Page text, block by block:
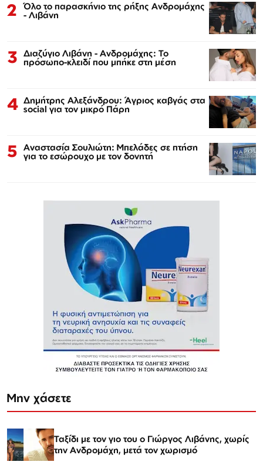
2 Όλο το παρασκήνιο της ρήξης Ανδρομάχης
- Λιβάνη
3 Διαζύγιο Λιβάνη - Ανδρομάχης: Το
πρόσωπο-κλειδί που μπήκε στη μέση
4 Δημήτρης Αλεξάνδρου: Άγριος καβγάς στα
social για τον μικρό Πάρη
5 Αναστασία Σουλιώτη: Μπελάδες σε πτήση
για το εσώρουχο με τον δονητή
Μην χάσετε
Ταξίδι με τον γιο του ο Γιώργος Λιβάνης, χωρίς
την Ανδρομάχη, μετά τον χωρισμό